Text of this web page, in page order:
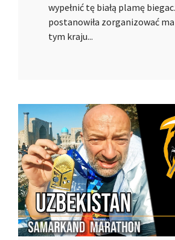
wypełnić tę białą plamę
postanowiła zorganizować
tym kraju...